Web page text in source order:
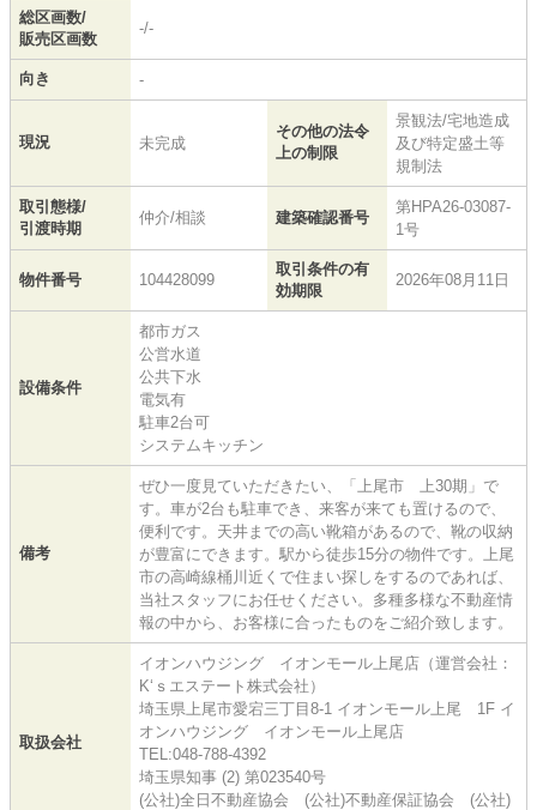
総区画数/
販売区画数
-/-
向き -
現況 未完成
その他の法令
上の制限
景観法/宅地造成
及び特定盛土等
規制法
取引態様/
引渡時期
仲介/相談 建築確認番号
第HPA26-03087-
1号
物件番号 104428099
取引条件の有
効期限
2026年08月11日
設備条件
都市ガス
公営水道
公共下水
電気有
駐車2台可
システムキッチン
備考
ぜひ一度見ていただきたい、「上尾市 上30期」で
す。車が2台も駐車でき、来客が来ても置けるので、
便利です。天井までの高い靴箱があるので、靴の収納
が豊富にできます。駅から徒歩15分の物件です。上尾
市の高崎線桶川近くで住まい探しをするのであれば、
当社スタッフにお任せください。多種多様な不動産情
報の中から、お客様に合ったものをご紹介致します。
取扱会社
イオンハウジング イオンモール上尾店（運営会社：
K‘ｓエステート株式会社）
埼玉県上尾市愛宕三丁目8-1 イオンモール上尾 1F イ
オンハウジング イオンモール上尾店
TEL:048-788-4392
埼玉県知事 (2) 第023540号
(公社)全日不動産協会 (公社)不動産保証協会 (公社)